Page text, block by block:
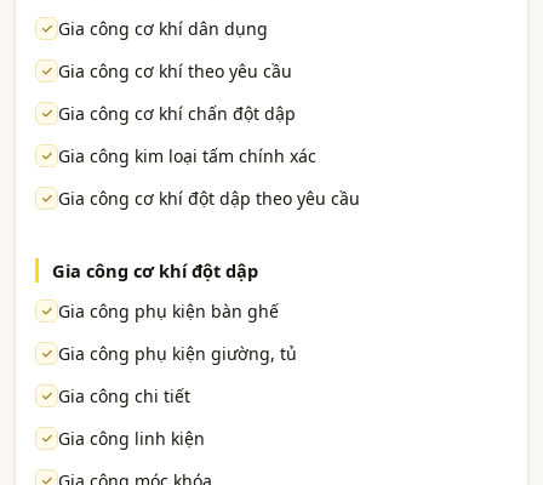
Gia công cơ khí dân dụng
Gia công cơ khí theo yêu cầu
Gia công cơ khí chấn đột dập
Gia công kim loại tấm chính xác
Gia công cơ khí đột dập theo yêu cầu
Gia công cơ khí đột dập
Gia công phụ kiện bàn ghế
Gia công phụ kiện giường, tủ
Gia công chi tiết
Gia công linh kiện